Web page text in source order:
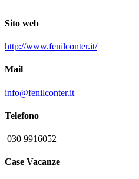
Sito web
http://www.fenilconter.it/
Mail
info@fenilconter.it
Telefono
030 9916052
Case Vacanze